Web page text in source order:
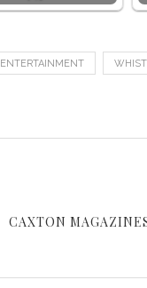
ENTERTAINMENT
CAXTON